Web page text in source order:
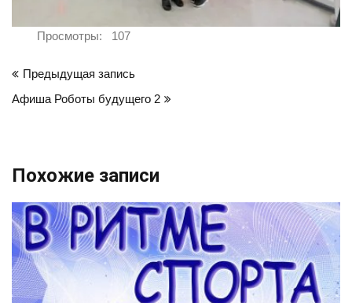
Просмотры: 107
по
Предыдущая запись
Афиша Роботы будущего 2
Похожие записи